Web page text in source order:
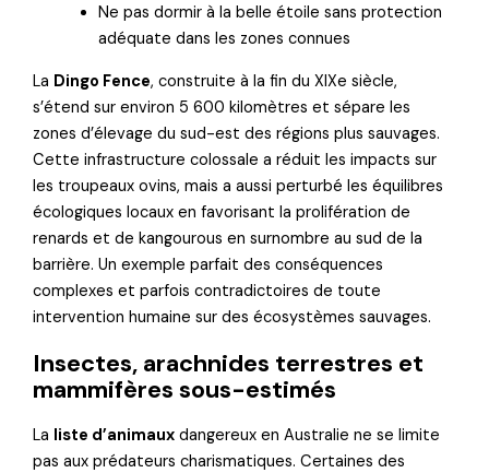
Ne pas dormir à la belle étoile sans protection
adéquate dans les zones connues
La Dingo Fence, construite à la fin du XIXe siècle,
s’étend sur environ 5 600 kilomètres et sépare les
zones d’élevage du sud-est des régions plus sauvages.
Cette infrastructure colossale a réduit les impacts sur
les troupeaux ovins, mais a aussi perturbé les équilibres
écologiques locaux en favorisant la prolifération de
renards et de kangourous en surnombre au sud de la
barrière. Un exemple parfait des conséquences
complexes et parfois contradictoires de toute
intervention humaine sur des écosystèmes sauvages.
Insectes, arachnides terrestres et
mammifères sous-estimés
La liste d’animaux dangereux en Australie ne se limite
pas aux prédateurs charismatiques. Certaines des